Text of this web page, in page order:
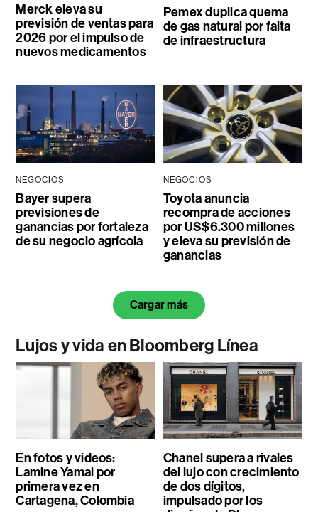
Merck eleva su
previsión de ventas para
2026 por el impulso de
nuevos medicamentos
Pemex duplica quema
de gas natural por falta
de infraestructura
NEGOCIOS
Bayer supera
previsiones de
ganancias por fortaleza
de su negocio agrícola
NEGOCIOS
Toyota anuncia
recompra de acciones
por US$6.300 millones
y eleva su previsión de
ganancias
Cargar más
Lujos y vida en Bloomberg Línea
En fotos y videos:
Lamine Yamal por
primera vez en
Cartagena, Colombia
Chanel supera a rivales
del lujo con crecimiento
de dos dígitos,
impulsado por los